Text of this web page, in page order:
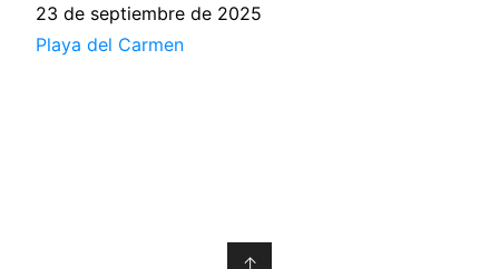
Fecha
23 de septiembre de 2025
Respecto a
Playa del Carmen
↑